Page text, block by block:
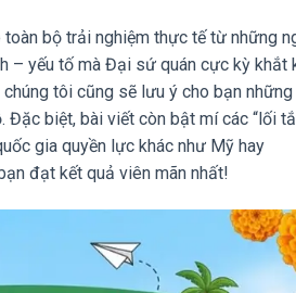
bộ trải nghiệm thực tế từ những
– yếu tố mà Đại sứ quán cực kỳ khắt
tôi cũng sẽ lưu ý cho bạn
Đặc biệt, bài viết còn bật mí các “lối
gia quyền lực khác như Mỹ hay
đạt kết quả viên mãn nhất!